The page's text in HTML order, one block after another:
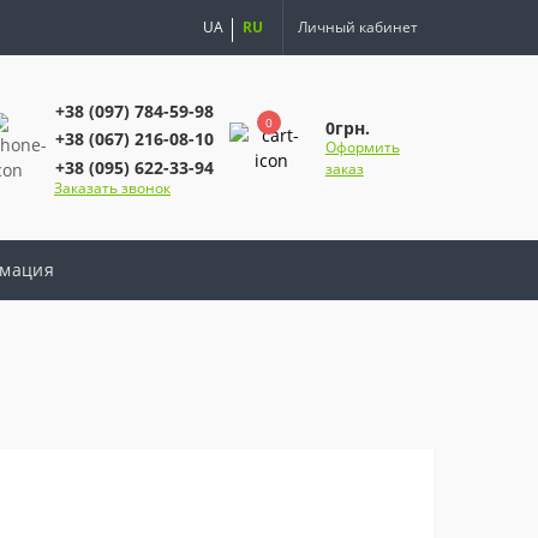
UA RU Личный кабинет
+38 (097) 784-59-98
+38 (067) 216-08-10
+38 (095) 622-33-94
Заказать звонок
0 0грн.
Оформить
заказ